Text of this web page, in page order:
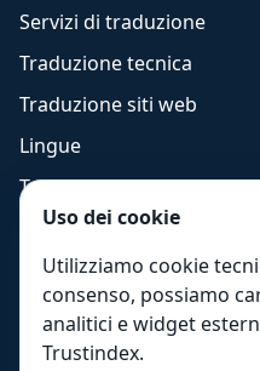
Servizi di traduzione
Traduzione tecnica
Traduzione siti web
Lingue
Traduzione inglese
Traduzione spagnolo
Settori
Italia
Internazionale
Uso dei cookie
Utilizziamo cookie
consenso, possiamo
analitici e widget
Trustindex.